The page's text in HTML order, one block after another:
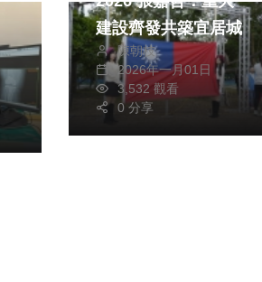
歷、持續強化應變機
制
建設齊發共築宜居城
陳朝枝
2026年一月01日
3,532 觀看
0 分享